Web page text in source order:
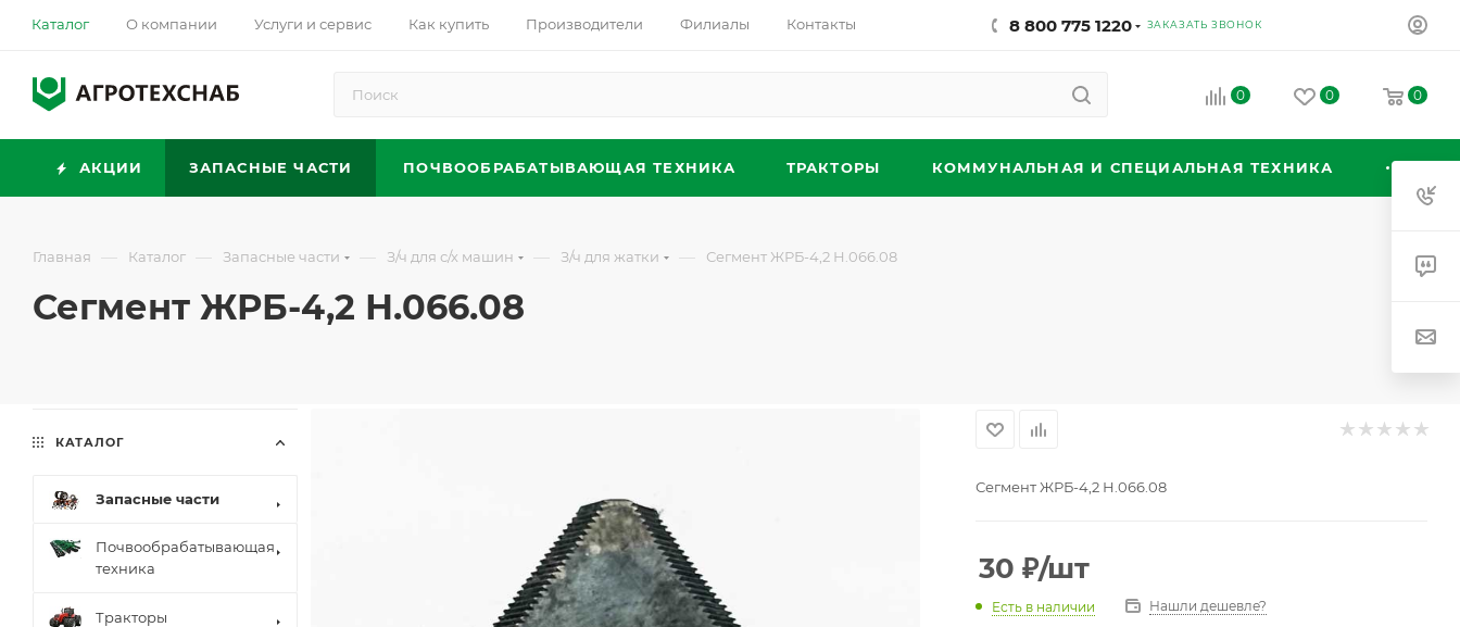
Каталог О компании Услуги и сервис Как купить Производители Филиалы Контакты 8 800 775 1220 ЗАКАЗАТЬ ЗВОНОК
0 0 0
АКЦИИ ЗАПАСНЫЕ ЧАСТИ ПОЧВООБРАБАТЫВАЮЩАЯ ТЕХНИКА ТРАКТОРЫ КОММУНАЛЬНАЯ И СПЕЦИАЛЬНАЯ ТЕХНИКА
Главная — Каталог — Запасные части — З/ч для с/х машин — З/ч для жатки — Сегмент ЖРБ-4,2 Н.066.08
Сегмент ЖРБ-4,2 Н.066.08
Сегмент ЖРБ-4,2 Н.066.08
30 ₽/шт
Есть в наличии Нашли дешевле?
КАТАЛОГ
Запасные части
Почвообрабатывающая
техника
Тракторы